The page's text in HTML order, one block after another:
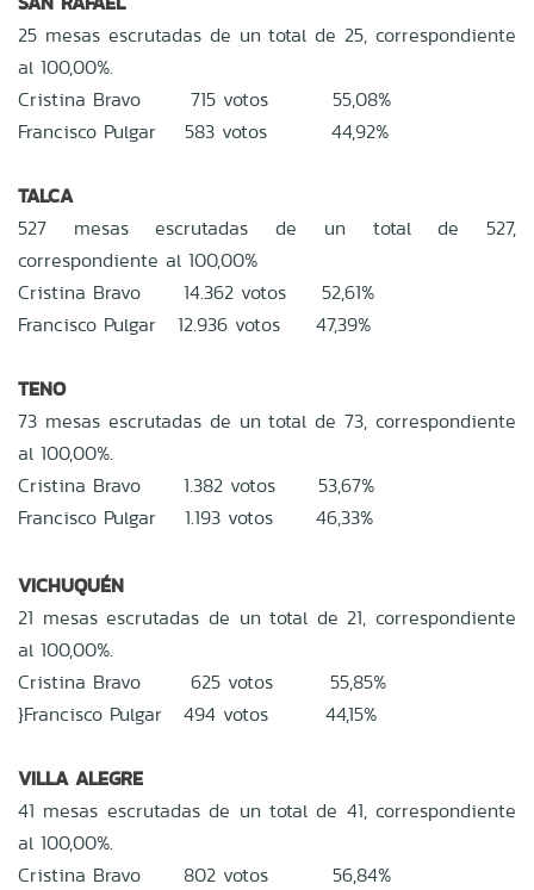
25 mesas escrutadas de un total de 25, correspondiente
al 100,00%.
Cristina Bravo 715 votos 55,08%
Francisco Pulgar 583 votos 44,92%
TALCA
527 mesas escrutadas de un total de 527,
correspondiente al 100,00%
Cristina Bravo 14.362 votos 52,61%
Francisco Pulgar 12.936 votos 47,39%
TENO
73 mesas escrutadas de un total de 73, correspondiente
al 100,00%.
Cristina Bravo 1.382 votos 53,67%
Francisco Pulgar 1.193 votos 46,33%
VICHUQUÉN
21 mesas escrutadas de un total de 21, correspondiente
al 100,00%.
Cristina Bravo 625 votos 55,85%
}Francisco Pulgar 494 votos 44,15%
VILLA ALEGRE
41 mesas escrutadas de un total de 41, correspondiente
al 100,00%.
Cristina Bravo 802 votos 56,84%